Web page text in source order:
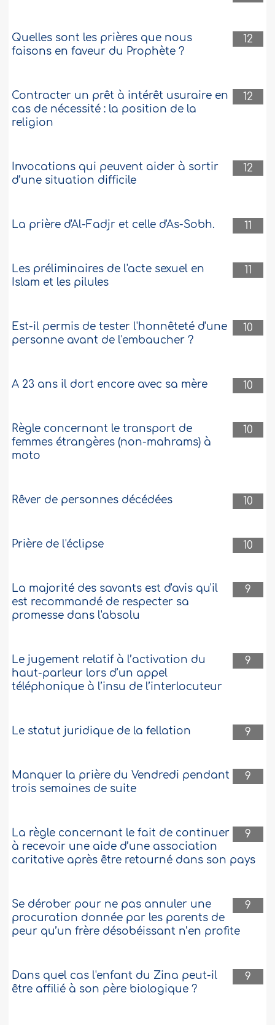
12
Quelles sont les prières que nous
faisons en faveur du Prophète ?
12
Contracter un prêt à intérêt usuraire en
cas de nécessité : la position de la
religion
12
Invocations qui peuvent aider à sortir
d’une situation difficile
11
La prière d'Al-Fadjr et celle d'As-Sobh.
11
Les préliminaires de l'acte sexuel en
Islam et les pilules
10
Est-il permis de tester l'honnêteté d'une
personne avant de l'embaucher ?
10
A 23 ans il dort encore avec sa mère
10
Règle concernant le transport de
femmes étrangères (non-mahrams) à
moto
10
Rêver de personnes décédées
10
Prière de l'éclipse
9
La majorité des savants est d'avis qu'il
est recommandé de respecter sa
promesse dans l'absolu
9
Le jugement relatif à l’activation du
haut-parleur lors d’un appel
téléphonique à l’insu de l’interlocuteur
9
Le statut juridique de la fellation
9
Manquer la prière du Vendredi pendant
trois semaines de suite
9
La règle concernant le fait de continuer
à recevoir une aide d’une association
caritative après être retourné dans son pays
9
Se dérober pour ne pas annuler une
procuration donnée par les parents de
peur qu’un frère désobéissant n’en profite
9
Dans quel cas l'enfant du Zina peut-il
être affilié à son père biologique ?